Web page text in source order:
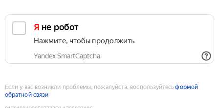
Я не робот
Нажмите, чтобы продолжить
Yandex SmartCaptcha
Если у вас возникли проблемы, пожалуйста, воспользуйтесьформой
обратной связи